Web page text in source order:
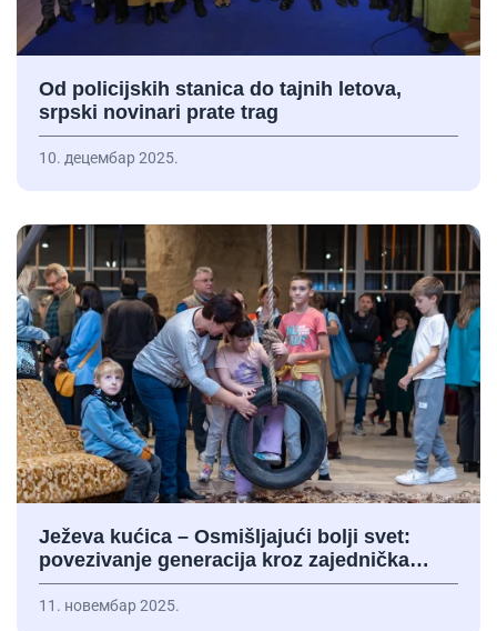
Od policijskih stanica do tajnih letova,
srpski novinari prate trag
10. децембар 2025.
Ježeva kućica – Osmišljajući bolji svet:
povezivanje generacija kroz zajednička…
11. новембар 2025.